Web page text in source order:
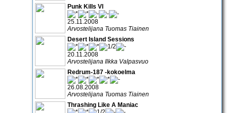
Punk Kills VI
25.11.2008
Arvostelijana Tuomas Tiainen
Desert Island Sessions
20.11.2008
Arvostelijana Ilkka Valpasvuo
Redrum-187 -kokoelma
26.08.2008
Arvostelijana Tuomas Tiainen
Thrashing Like A Maniac